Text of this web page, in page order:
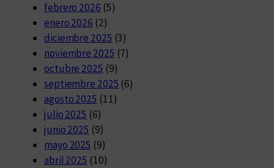
febrero 2026 (5)
enero 2026 (2)
diciembre 2025 (3)
noviembre 2025 (7)
octubre 2025 (9)
septiembre 2025 (6)
agosto 2025 (11)
julio 2025 (6)
junio 2025 (9)
mayo 2025 (9)
abril 2025 (10)